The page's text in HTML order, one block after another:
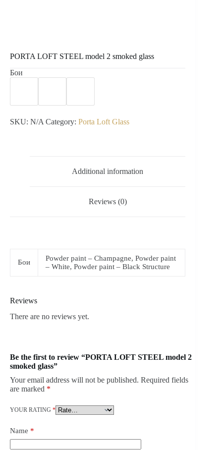
PORTA LOFT STEEL model 2 smoked glass
Бои
SKU: N/A Category: Porta Loft Glass
Additional information
Reviews (0)
Бои
Powder paint – Champagne, Powder paint
– White, Powder paint – Black Structure
Reviews
There are no reviews yet.
Be the first to review “PORTA LOFT STEEL model 2
smoked glass”
Your email address will not be published. Required fields
are marked *
YOUR RATING *
Name *